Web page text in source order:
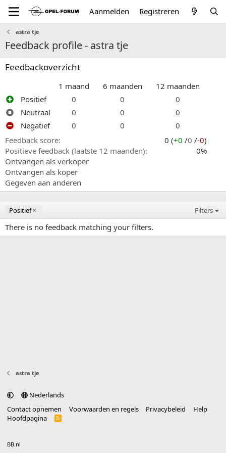
Aanmelden Registreren
astra tje
Feedback profile - astra tje
Feedbackoverzicht
1 maand 6 maanden
12 maanden
Positief
0 0
0
Neutraal
0 0
0
Negatief
0 0
0
Feedback score
0 (+0 /0 /-0)
Positieve feedback (laatste 12 maanden)
0%
Ontvangen als verkoper
Ontvangen als koper
Gegeven aan anderen
Positief Filters
There is no feedback matching your filters.
astra tje
Nederlands
Contact opnemen
Voorwaarden en regels Privacybeleid
Help
Hoofdpagina
R
BB.nl